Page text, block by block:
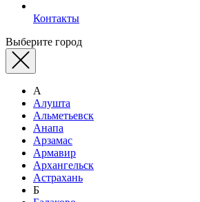
Контакты
Выберите город
А
Алушта
Альметьевск
Анапа
Арзамас
Армавир
Архангельск
Астрахань
Б